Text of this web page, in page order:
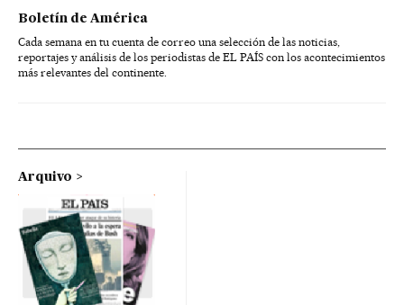
Boletín de América
Cada semana en tu cuenta de correo una selección de las noticias,
reportajes y análisis de los periodistas de EL PAÍS con los acontecimientos
más relevantes del continente.
Arquivo